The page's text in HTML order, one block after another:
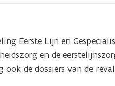
Eerste Lijn en
en de
ook de dossiers van de